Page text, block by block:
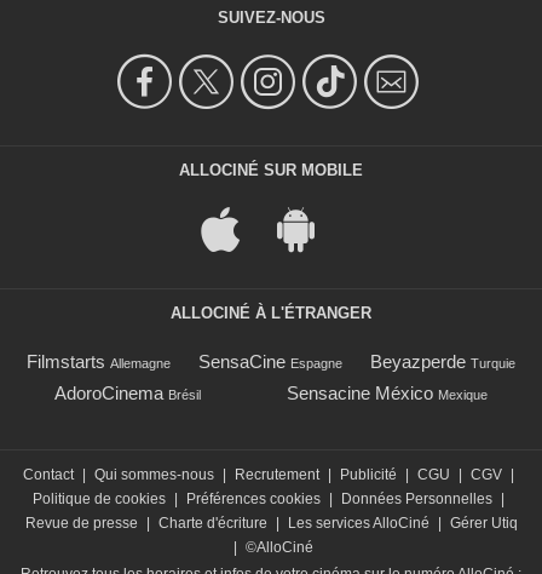
SUIVEZ-NOUS
ALLOCINÉ SUR MOBILE
ALLOCINÉ À L'ÉTRANGER
Filmstarts Allemagne SensaCine Espagne Beyazperde Turquie
AdoroCinema Brésil Sensacine México Mexique
Contact | Qui sommes-nous | Recrutement | Publicité | CGU | CGV |
Politique de cookies | Préférences cookies | Données Personnelles |
Revue de presse
| Charte d'écriture | Les services AlloCiné | Gérer Utiq
| ©AlloCiné